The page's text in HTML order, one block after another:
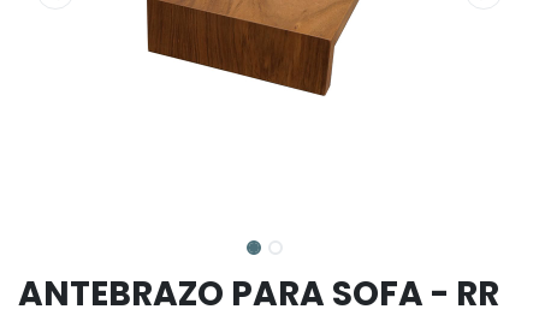
ANTEBRAZO PARA SOFA - RR